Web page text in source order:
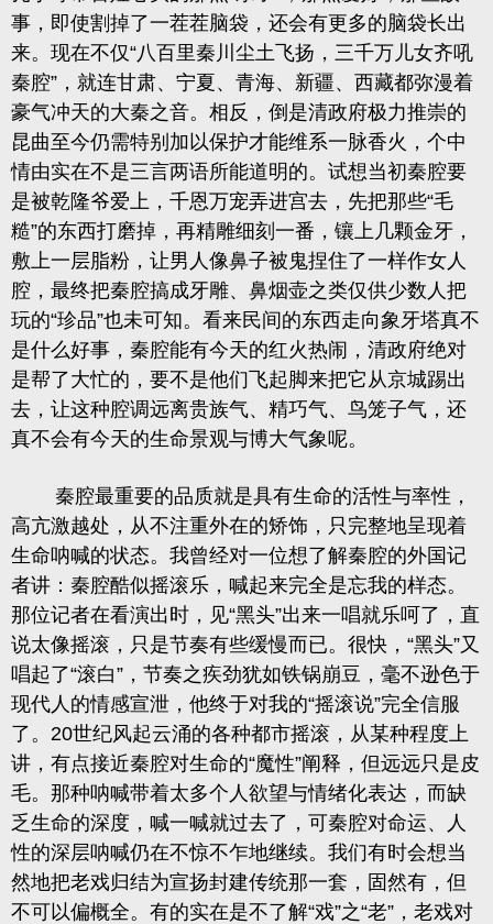
事，即使割掉了一茬茬脑袋，还会有更多的脑袋长出
来。现在不仅“八百里秦川尘土飞扬，三千万儿女齐吼
秦腔”，就连甘肃、宁夏、青海、新疆、西藏都弥漫着
豪气冲天的大秦之音。相反，倒是清政府极力推崇的
昆曲至今仍需特别加以保护才能维系一脉香火，个中
情由实在不是三言两语所能道明的。试想当初秦腔要
是被乾隆爷爱上，千恩万宠弄进宫去，先把那些“毛
糙”的东西打磨掉，再精雕细刻一番，镶上几颗金牙，
敷上一层脂粉，让男人像鼻子被鬼捏住了一样作女人
腔，最终把秦腔搞成牙雕、鼻烟壶之类仅供少数人把
玩的“珍品”也未可知。看来民间的东西走向象牙塔真不
是什么好事，秦腔能有今天的红火热闹，清政府绝对
是帮了大忙的，要不是他们飞起脚来把它从京城踢出
去，让这种腔调远离贵族气、精巧气、鸟笼子气，还
真不会有今天的生命景观与博大气象呢。
秦腔最重要的品质就是具有生命的活性与率性，
高亢激越处，从不注重外在的矫饰，只完整地呈现着
生命呐喊的状态。我曾经对一位想了解秦腔的外国记
者讲：秦腔酷似摇滚乐，喊起来完全是忘我的样态。
那位记者在看演出时，见“黑头”出来一唱就乐呵了，直
说太像摇滚，只是节奏有些缓慢而已。很快，“黑头”又
唱起了“滚白”，节奏之疾劲犹如铁锅崩豆，毫不逊色于
现代人的情感宣泄，他终于对我的“摇滚说”完全信服
了。20世纪风起云涌的各种都市摇滚，从某种程度上
讲，有点接近秦腔对生命的“魔性”阐释，但远远只是皮
毛。那种呐喊带着太多个人欲望与情绪化表达，而缺
乏生命的深度，喊一喊就过去了，可秦腔对命运、人
性的深层呐喊仍在不惊不乍地继续。我们有时会想当
然地把老戏归结为宣扬封建传统那一套，固然有，但
不可以偏概全。 有的实在是不了解“戏”之“老”，老戏对